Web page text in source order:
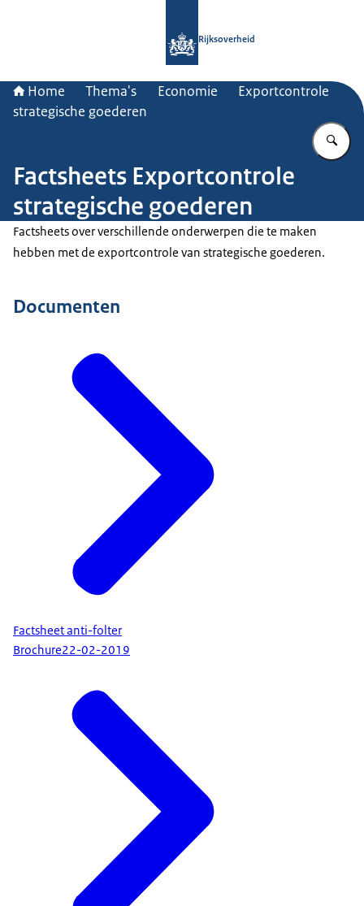
Rijksoverheid
Home Thema's Economie
Exportcontrole
strategische goederen
Factsheets Exportcontrole
strategische goederen
Factsheets over verschillende onderwerpen die te maken
hebben met de exportcontrole van strategische goederen.
Documenten
Factsheet anti-folter
Brochure22-02-2019